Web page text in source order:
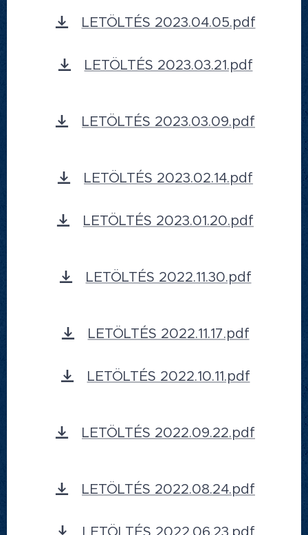
LETÖLTÉS 2023.04.05.pdf
LETÖLTÉS 2023.03.21.pdf
LETÖLTÉS 2023.03.09.pdf
LETÖLTÉS 2023.02.14.pdf
LETÖLTÉS 2023.01.20.pdf
LETÖLTÉS 2022.11.30.pdf
LETÖLTÉS 2022.11.17.pdf
LETÖLTÉS 2022.10.11.pdf
LETÖLTÉS 2022.09.22.pdf
LETÖLTÉS 2022.08.24.pdf